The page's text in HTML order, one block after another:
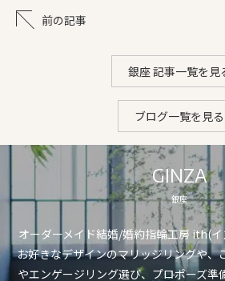
前の記事
銀座 記事一覧を見
ブログ一覧を見る
GINZA
銀座
オーダーメイド結婚/婚約指輪工房 ith(
お好きなデザインのマリッジリングや、
やエンゲージリング選び、プロポーズ準